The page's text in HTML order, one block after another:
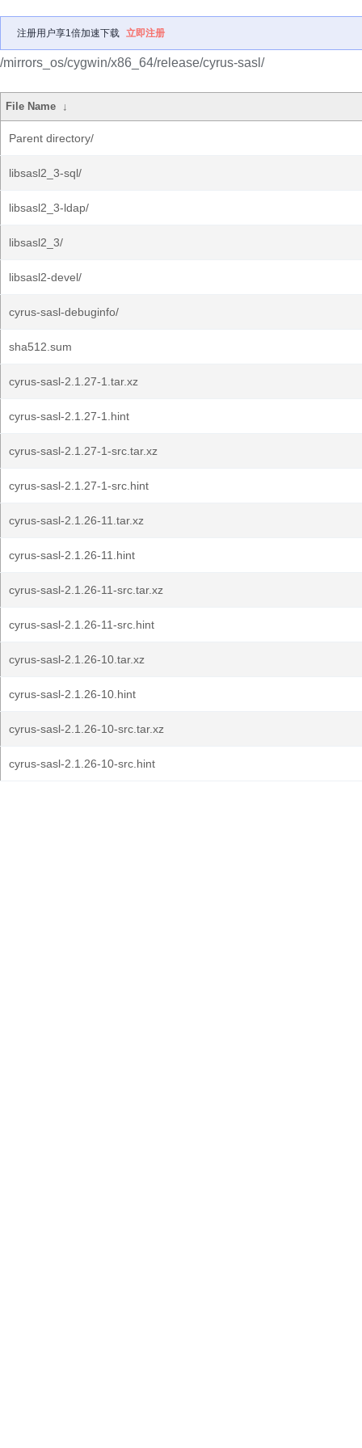
注册用户享1倍加速下载 立即注册
/mirrors_os/cygwin/x86_64/release/cyrus-sasl/
File Name ↓
Parent directory/
libsasl2_3-sql/
libsasl2_3-ldap/
libsasl2_3/
libsasl2-devel/
cyrus-sasl-debuginfo/
sha512.sum
cyrus-sasl-2.1.27-1.tar.xz
cyrus-sasl-2.1.27-1.hint
cyrus-sasl-2.1.27-1-src.tar.xz
cyrus-sasl-2.1.27-1-src.hint
cyrus-sasl-2.1.26-11.tar.xz
cyrus-sasl-2.1.26-11.hint
cyrus-sasl-2.1.26-11-src.tar.xz
cyrus-sasl-2.1.26-11-src.hint
cyrus-sasl-2.1.26-10.tar.xz
cyrus-sasl-2.1.26-10.hint
cyrus-sasl-2.1.26-10-src.tar.xz
cyrus-sasl-2.1.26-10-src.hint